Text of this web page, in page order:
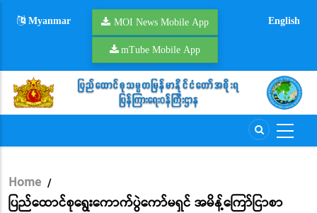
Myanmar MOI News Mobile App
mTube Mobile App
English
Breadcrumb
Home /
ပြည်ထောင်စုရွေးကောက်ပွဲကော်မရှင် အမိန့်ကြော်ငြာစာ